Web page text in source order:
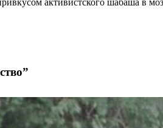
активистского шабаша в